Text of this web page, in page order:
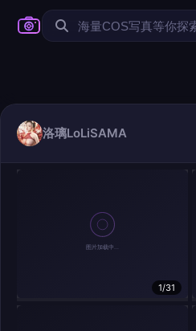
洛璃LoLiSAMA
1/31